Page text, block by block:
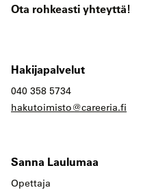
Ota rohkeasti yhteyttä!
Hakijapalvelut
040 358 5734
hakutoimisto@careeria.fi
Sanna Laulumaa
Opettaja